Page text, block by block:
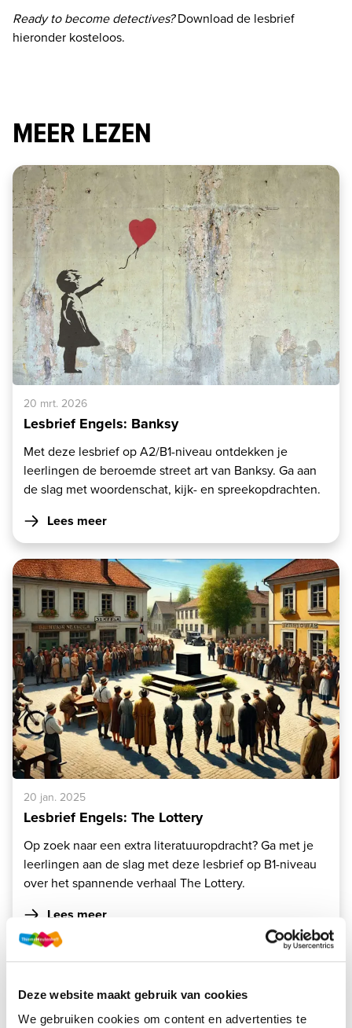
Deze website maakt gebruik van cookies
We gebruiken cookies om content en advertenties te
Ready to become detectives? Download de lesbrief
hieronder kosteloos.
MEER LEZEN
20 mrt. 2026
Lesbrief Engels: Banksy
Met deze lesbrief op A2/B1-niveau ontdekken je
leerlingen de beroemde street art van Banksy. Ga aan
de slag met woordenschat, kijk- en spreekopdrachten.
Lees meer
20 jan. 2025
Lesbrief Engels: The Lottery
Op zoek naar een extra literatuuropdracht? Ga met je
leerlingen aan de slag met deze lesbrief op B1-niveau
over het spannende verhaal The Lottery.
Lees meer